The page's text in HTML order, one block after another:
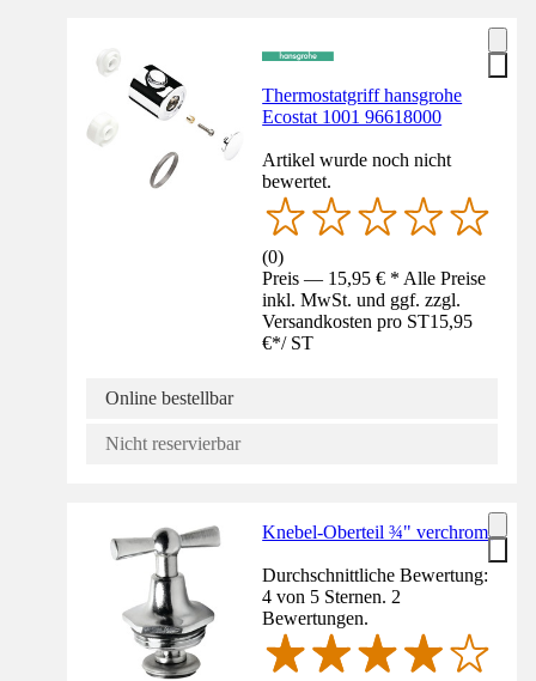
Thermostatgriff hansgrohe
Ecostat 1001 96618000
Artikel wurde noch nicht
bewertet.
(0)
Preis — 15,95 € * Alle Preise
inkl. MwSt. und ggf. zzgl.
Versandkosten pro ST15,95
€*/ ST
Online bestellbar
Nicht reservierbar
Knebel-Oberteil ¾" verchromt
Durchschnittliche Bewertung:
4 von 5 Sternen. 2
Bewertungen.